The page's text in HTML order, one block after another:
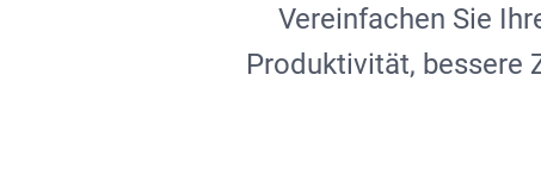
Vereinfachen Sie
Produktivität, bessere